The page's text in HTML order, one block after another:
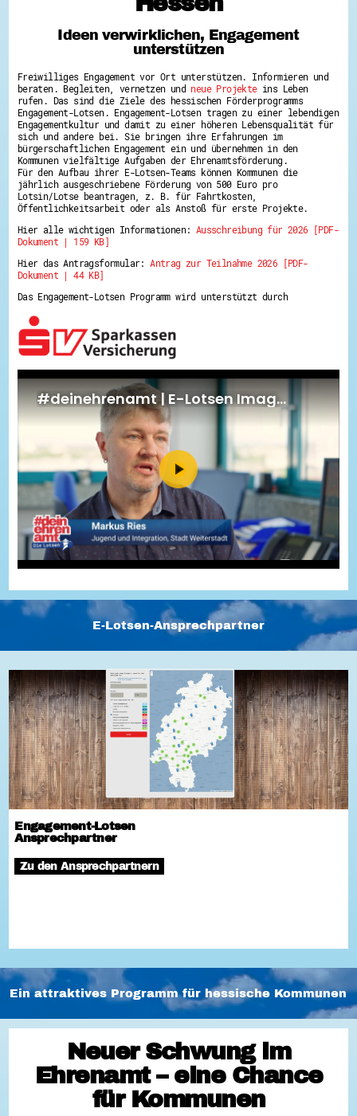
Hessen hilft Ukraine
Zeig uns dein Ehrenamt
Wettbewerb | Trikotwettbewerb
Wettbewerb | 80 Jahre Hessen - Engagement
mit Herz
8 Vereine x 80 Jahre x 1.000 €
Ausgezeichnete Projekte
Menschen des Respekts
SHARE IT: Teile deine Infos!
Gestalte dein Ehrenamt
Ehrenamts-Card Hessen
Engagement-Lotsen
Crowdfunding - Viele schaffen mehr
Ehrentag
Hessen engagiert - Digitale Themenabende
Kompetenznachweis Hessen
Service-Learning
Mach dich schlau
GEMA-Pakt
Di@-Lotsen in Hessen
Energiepreiskrise und Ehrenamt
Flüchtlingshilfe + Integration
Generationsübergreifend aktiv
Patenschaftsprojekte
Qualifizierung & Fortbildung
Stiftungen
Vereine, Spenden, Steuern - Gut zu Wissen
Versicherungsschutz
Wissenswertes rund um dein Ehrenamt
Zahlen, Daten, Fakten aus Hessen
Service
Suche
Downloads
Kontakt
Impressum
Barriere melden
Ideen verwirklichen, Engagement
unterstützen
Freiwilliges Engagement vor Ort unterstützen. Informieren und
beraten. Begleiten, vernetzen und neue Projekteins Leben
rufen. Das sind die Ziele des hessischen Förderprogramms
Engagement-Lotsen. Engagement-Lotsen tragen zu einer lebendigen
Engagementkultur und damit zu einer höheren Lebensqualität für
sich und andere bei. Sie bringen ihre Erfahrungen im
bürgerschaftlichen Engagement ein und übernehmen in den
Kommunen vielfältige Aufgaben der Ehrenamtsförderung.
Für den Aufbau ihrer E-Lotsen-Teams können Kommunen die
jährlich ausgeschriebene Förderung von 500 Euro pro
Lotsin/Lotse beantragen, z. B. für Fahrtkosten,
Öffentlichkeitsarbeit oder als Anstoß für erste Projekte.
Hier alle wichtigen Informationen: Ausschreibung für 2026 [PDF-
Dokument | 159 KB]
Hier das Antragsformular:Antrag zur Teilnahme 2026 [PDF-
Dokument | 44 KB]
Das Engagement-Lotsen Programm wird unterstützt durch
E-Lotsen-Ansprechpartner
Engagement-Lotsen
Ansprechpartner
Zu den Ansprechpartnern
Ein attraktives Programm für hessische Kommunen
Neuer Schwung im
Ehrenamt – eine Chance
für Kommunen